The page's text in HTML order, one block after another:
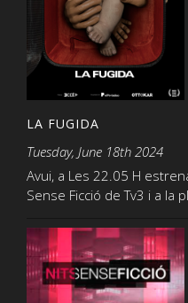
LA FUGIDA
Tuesday, June 18th 2024
Avui, a Les 22.05 H
Sense Ficció de Tv3 i a la